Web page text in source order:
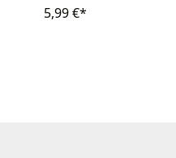
5,99 €*